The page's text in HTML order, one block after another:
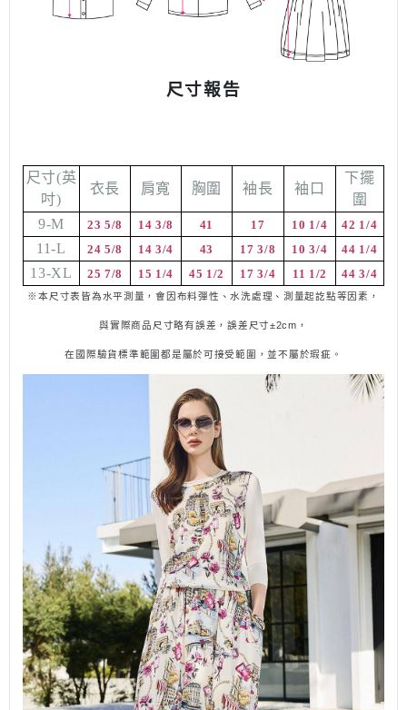
尺寸報告
尺寸(英
吋)
衣長 肩寬 胸圍 袖長 袖口
下擺
圍
9-M
23 5/8 14 3/8 41 17 10 1/4 42 1/4
11-L 24 5/8 14 3/4 43 17 3/8 10 3/4 44 1/4
13-XL 25 7/8 15 1/4 45 1/2 17 3/4 11 1/2 44 3/4
※本尺寸表皆為水平測量，會因布料彈性、水洗處理、測量起訖點等因素，
與實際商品尺寸略有誤差，誤差尺寸±2cm ，
在國際驗貨標準範圍都是屬於可接受範圍，並不 屬於瑕疵。